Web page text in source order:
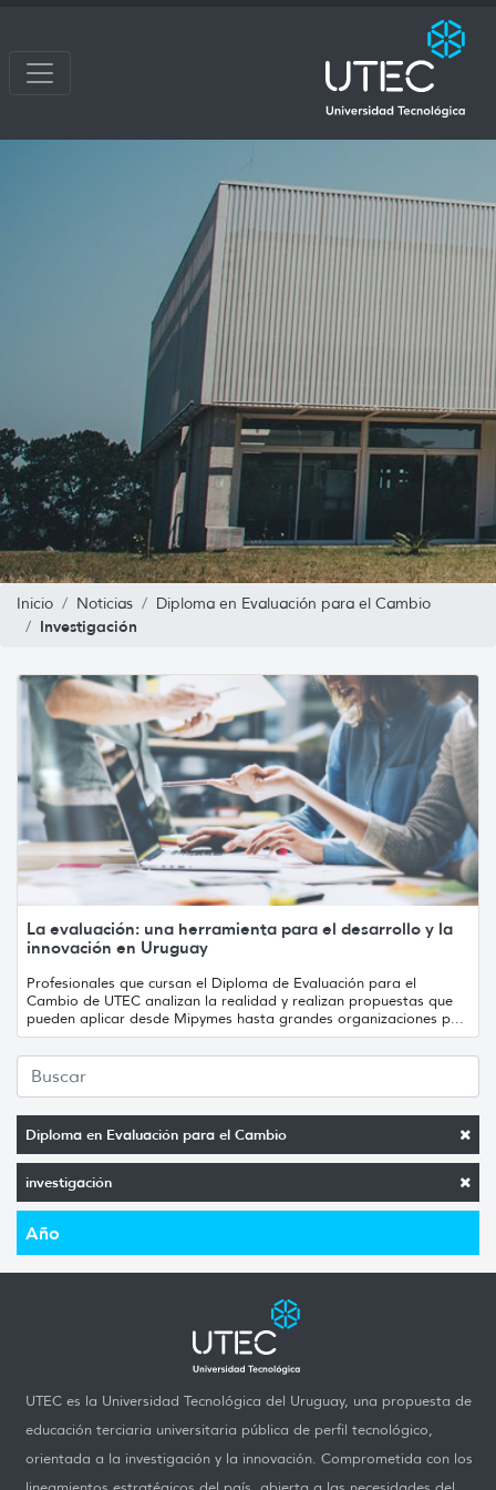
Inicio Noticias Diploma en Evaluación para el Cambio
Investigación
Diploma en Evaluación para el Cambio
investigación
Año
La evaluación: una herramienta para el desarrollo y la
innovación en Uruguay
Profesionales que cursan el Diploma de Evaluación para el
Cambio de UTEC analizan la realidad y realizan propuestas que
pueden aplicar desde Mipymes hasta grandes organizaciones p...
UTEC es la Universidad Tecnológica del Uruguay, una propuesta de
educación terciaria universitaria pública de perfil tecnológico,
orientada a la investigación y la innovación. Comprometida con los